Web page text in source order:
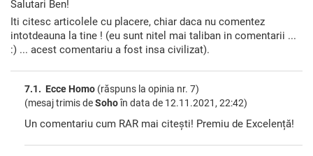
Salutari Ben!
Iti citesc articolele cu placere, chiar daca nu comentez
intotdeauna la tine ! (eu sunt nitel mai taliban in comentarii ...
:) ... acest comentariu a fost insa civilizat).
7.1. Ecce Homo (răspuns la opinia nr. 7)
(mesaj trimis deSohoîn data de 12.11.2021, 22:42)
Un comentariu cum RAR mai citești! Premiu de Excelență!